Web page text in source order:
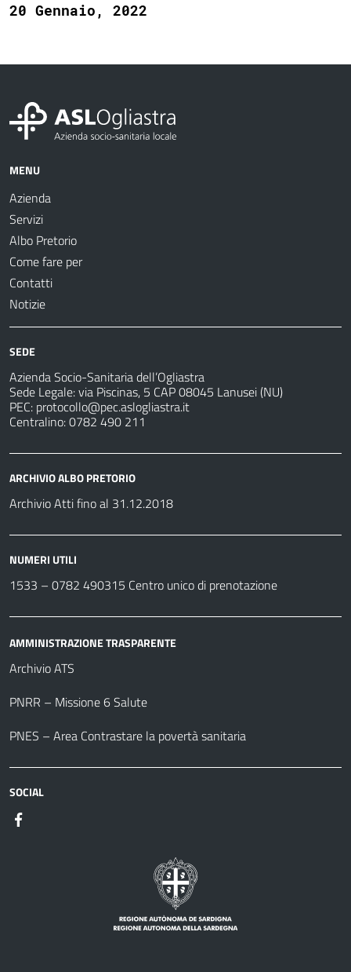
20 Gennaio, 2022
MENU
Azienda
Servizi
Albo Pretorio
Come fare per
Contatti
Notizie
SEDE
Azienda Socio-Sanitaria dell’Ogliastra
Sede Legale: via Piscinas, 5 CAP 08045 Lanusei (NU)
PEC: protocollo@pec.aslogliastra.it
Centralino: 0782 490 211
ARCHIVIO ALBO PRETORIO
Archivio Atti fino al 31.12.2018
NUMERI UTILI
1533 – 0782 490315 Centro unico di prenotazione
AMMINISTRAZIONE TRASPARENTE
Archivio ATS
PNRR – Missione 6 Salute
PNES – Area Contrastare la povertà sanitaria
SOCIAL